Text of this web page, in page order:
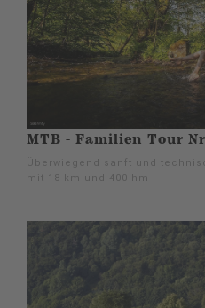
MTB - Familien Tour
Überwiegend sanft und
mit 18 km und 400 hm